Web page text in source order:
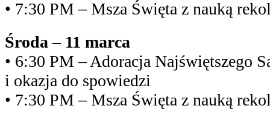
• 7:30 PM – Msza Święta z nauką
Środa – 11 marca
• 6:30 PM – Adoracja Najświętszego
i okazja do spowiedzi
• 7:30 PM – Msza Święta z nauką